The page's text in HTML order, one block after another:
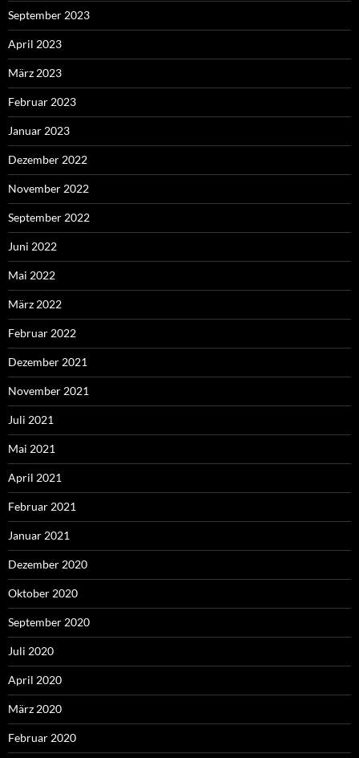
September 2023
April 2023
März 2023
Februar 2023
Januar 2023
Dezember 2022
November 2022
September 2022
Juni 2022
Mai 2022
März 2022
Februar 2022
Dezember 2021
November 2021
Juli 2021
Mai 2021
April 2021
Februar 2021
Januar 2021
Dezember 2020
Oktober 2020
September 2020
Juli 2020
April 2020
März 2020
Februar 2020